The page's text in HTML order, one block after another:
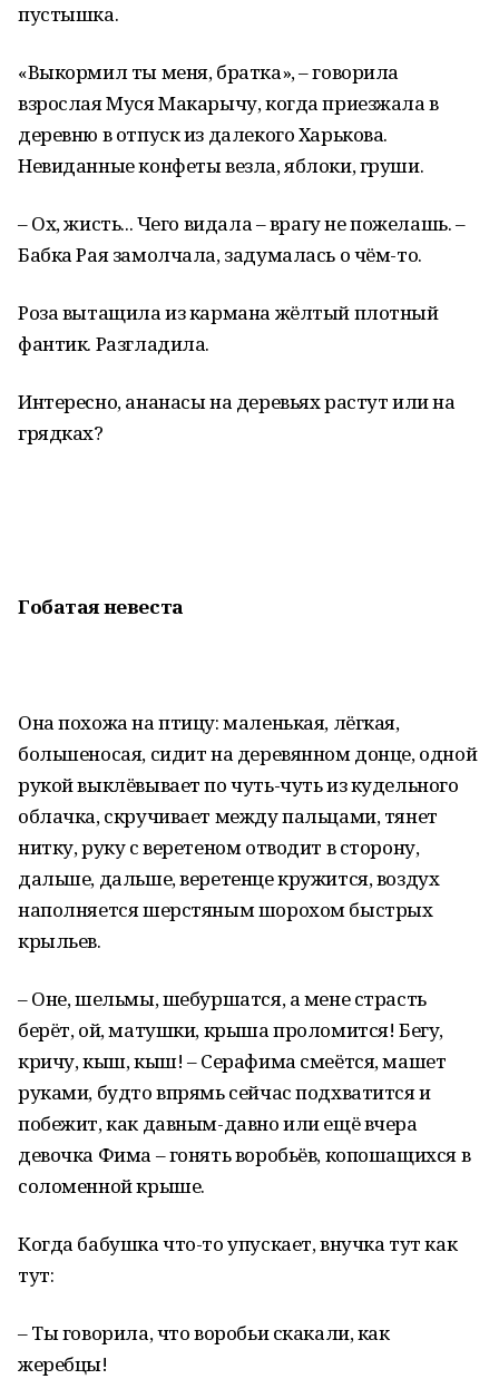
пустышка.
«Выкормил ты меня, братка», – говорила
взрослая Муся Макарычу, когда приезжала в
деревню в отпуск из далекого Харькова.
Невиданные конфеты везла, яблоки, груши.
– Ох, жисть... Чего видала – врагу не пожелашь. –
Бабка Рая замолчала, задумалась о чём-то.
Роза вытащила из кармана жёлтый плотный
фантик. Разгладила.
Интересно, ананасы на деревьях растут или на
грядках?
Гобатая невеста
Она похожа на птицу: маленькая, лёгкая,
большеносая, сидит на деревянном донце, одной
рукой выклёвывает по чуть-чуть из кудельного
облачка, скручивает между пальцами, тянет
нитку, руку с веретеном отводит в сторону,
дальше, дальше, веретенце кружится, воздух
наполняется шерстяным шорохом быстрых
крыльев.
– Оне, шельмы, шебуршатся, а мене страсть
берёт, ой, матушки, крыша проломится! Бегу,
кричу, кыш, кыш! – Серафима смеётся, машет
руками, будто впрямь сейчас подхватится и
побежит, как давным-давно или ещё вчера
девочка Фима – гонять воробьёв, копошащихся в
соломенной крыше.
Когда бабушка что-то упускает, внучка тут как
тут:
– Ты говорила, что воробьи скакали, как
жеребцы!